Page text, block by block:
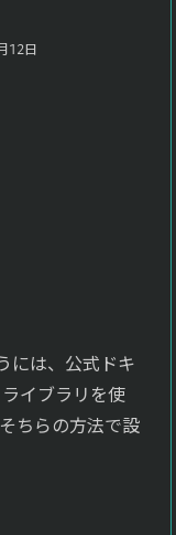
12日
には、公式ドキ
イブラリを使
ちらの方法で設